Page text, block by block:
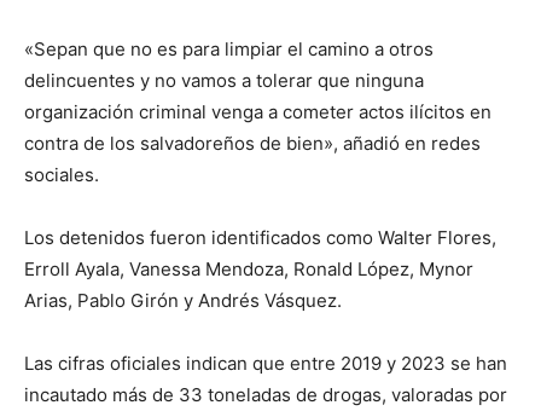
«Sepan que no es para limpiar el camino a otros
delincuentes y no vamos a tolerar que ninguna
organización criminal venga a cometer actos ilícitos en
contra de los salvadoreños de bien», añadió en redes
sociales.
Los detenidos fueron identificados como Walter Flores,
Erroll Ayala, Vanessa Mendoza, Ronald López, Mynor
Arias, Pablo Girón y Andrés Vásquez.
Las cifras oficiales indican que entre 2019 y 2023 se han
incautado más de 33 toneladas de drogas, valoradas por